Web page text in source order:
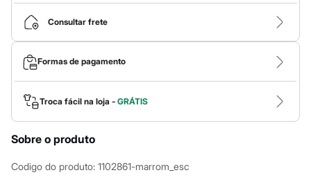
Bolsas
Bonés e Chapéus
Bijoux
Cintos
Óculos
Relógios
Calçados
Botas
Chinelos
Rasteirinhas
Sandálias
Sapatilhas
Tênis
Marcas
Consultar frete
Formas de pagamento
Troca fácil na loja - GRÁTIS
Sobre o produto
Codigo do produto: 1102861-marrom_esc